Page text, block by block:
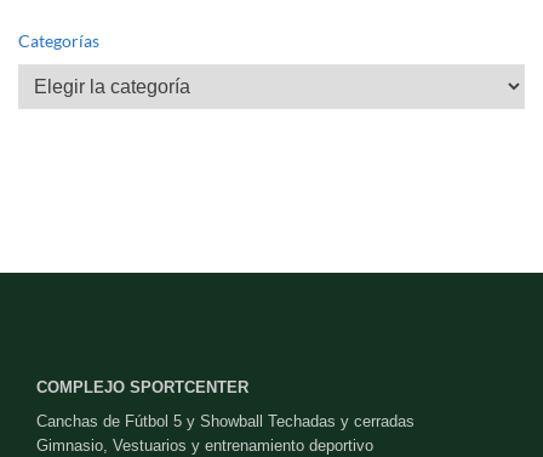
Categorías
Categorías
COMPLEJO SPORTCENTER
Canchas de Fútbol 5 y Showball Techadas y cerradas
Gimnasio, Vestuarios y entrenamiento deportivo